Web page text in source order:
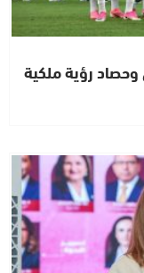
وحصاد رؤية ملكية